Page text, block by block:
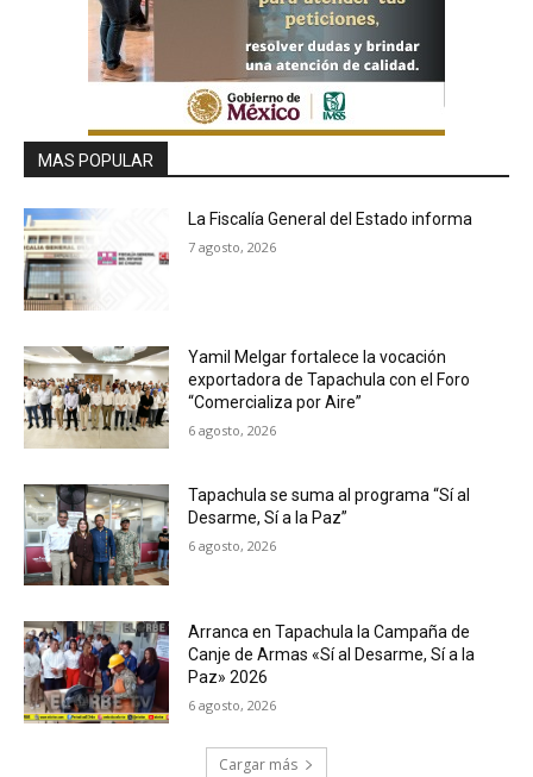
MAS POPULAR
La Fiscalía General del Estado informa
7 agosto, 2026
Yamil Melgar fortalece la vocación
exportadora de Tapachula con el Foro
“Comercializa por Aire”
6 agosto, 2026
Tapachula se suma al programa “Sí al
Desarme, Sí a la Paz”
6 agosto, 2026
Arranca en Tapachula la Campaña de
Canje de Armas «Sí al Desarme, Sí a la
Paz» 2026
6 agosto, 2026
Cargar más